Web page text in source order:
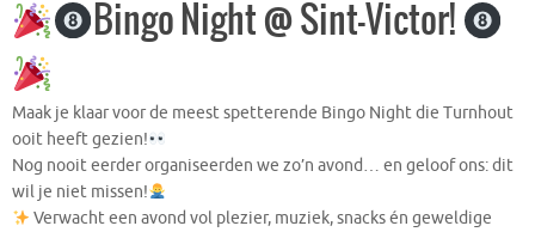
Bingo Night @ Sint-Victor!
Maak je klaar voor de meest spetterende Bingo Night die Turnhout
ooit heeft gezien!
Nog nooit eerder organiseerden we zo’n avond… en geloof ons: dit
wil je niet missen!
Verwacht een avond vol plezier, muziek, snacks én geweldige